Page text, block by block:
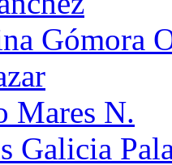
Gómora
Mares N.
Galicia